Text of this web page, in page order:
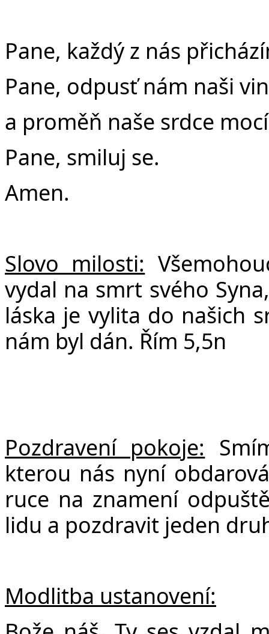
Pane, každý z nás
Pane, odpusť nám naši
a proměň naše srdce
Pane, smiluj se.
Amen.
Slovo milosti:
vydal na smrt svého
láska je vylita do našich
nám byl dán. Řím 5,5n
Pozdravení pokoje:
kterou nás nyní
ruce na znamení
lidu a pozdravit jeden
Modlitba ustanovení: